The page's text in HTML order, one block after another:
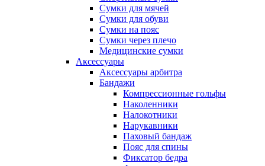
Сумки для мячей
Сумки для обуви
Сумки на пояс
Сумки через плечо
Медицинские сумки
Аксессуары
Аксессуары арбитра
Бандажи
Компрессионные гольфы
Наколенники
Налокотники
Нарукавники
Паховый бандаж
Пояс для спины
Фиксатор бедра